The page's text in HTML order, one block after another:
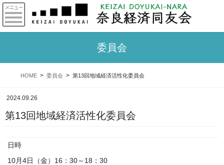
委員会
HOME 委員会 第13回地域経済活性化委員会
2024.09.26
第13回地域経済活性化委員会
日時
10月4日（金）16：30～18：30